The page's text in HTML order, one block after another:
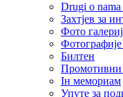
Drugi o nama
Захтјев за
Фото
Фотографије
Билтен
Промотивни
Iн мемориам
Упуте за